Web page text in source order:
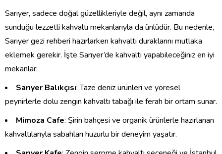
Sarıyer, sadece doğal güzellikleriyle değil, aynı zamanda
sunduğu lezzetli kahvaltı mekanlarıyla da ünlüdür. Bu nedenle,
Sarıyer gezi rehberi hazırlarken kahvaltı duraklarını mutlaka
eklemek gerekir. İşte Sarıyer’de kahvaltı yapabileceğiniz en iyi
mekanlar:
Sarıyer Balıkçısı: Taze deniz ürünleri ve yöresel
peynirlerle dolu zengin kahvaltı tabağı ile ferah bir ortam sunar.
Mimoza Cafe: Şirin bahçesi ve organik ürünlerle hazırlanan
kahvaltılarıyla sabahları huzurlu bir deneyim yaşatır.